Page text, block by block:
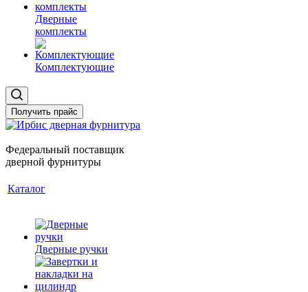
Дверные
комплекты
Комплектующие
Получить прайс
Федеральный поставщик
дверной фурнитуры
Каталог
Дверные ручки